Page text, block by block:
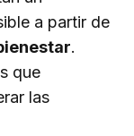
a partir de
.
que
las